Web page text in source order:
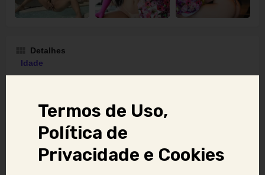
Detalhes
Idade
Localização
São Paulo, São Paulo, Brasil
Termos de Uso,
Política de
Privacidade e Cookies